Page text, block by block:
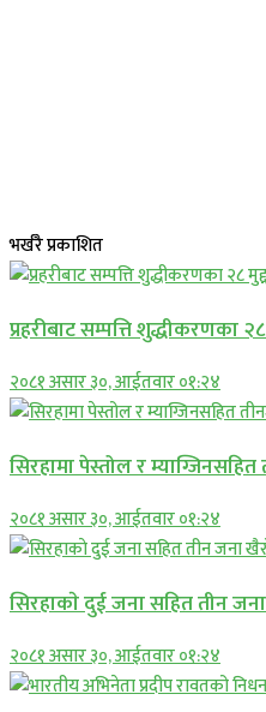
भर्खरै प्रकाशित
प्रहरीबाट सम्पत्ति शुद्धीकरणका
२०८१ असार ३०, आईतवार ०१:२४
सिरहामा पेस्तोल र म्याग्जिनसहित
२०८१ असार ३०, आईतवार ०१:२४
सिरहाकाे दुई जना सहित तीन
२०८१ असार ३०, आईतवार ०१:२४